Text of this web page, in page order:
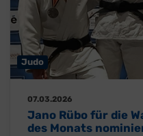
Judo
07.03.2026
Jano Rübo für die
des Monats